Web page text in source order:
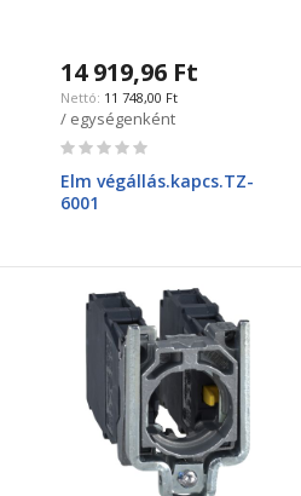
14 919,96 Ft
11 748,00 Ft
/ egységenként
Rating:
Elm végállás.kapcs.TZ-
6001